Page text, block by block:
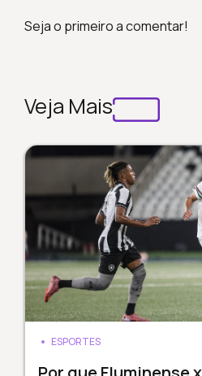
Seja o primeiro a comentar!
Veja Mais
ESPORTES